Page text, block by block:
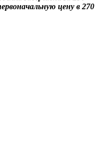
цену в 270